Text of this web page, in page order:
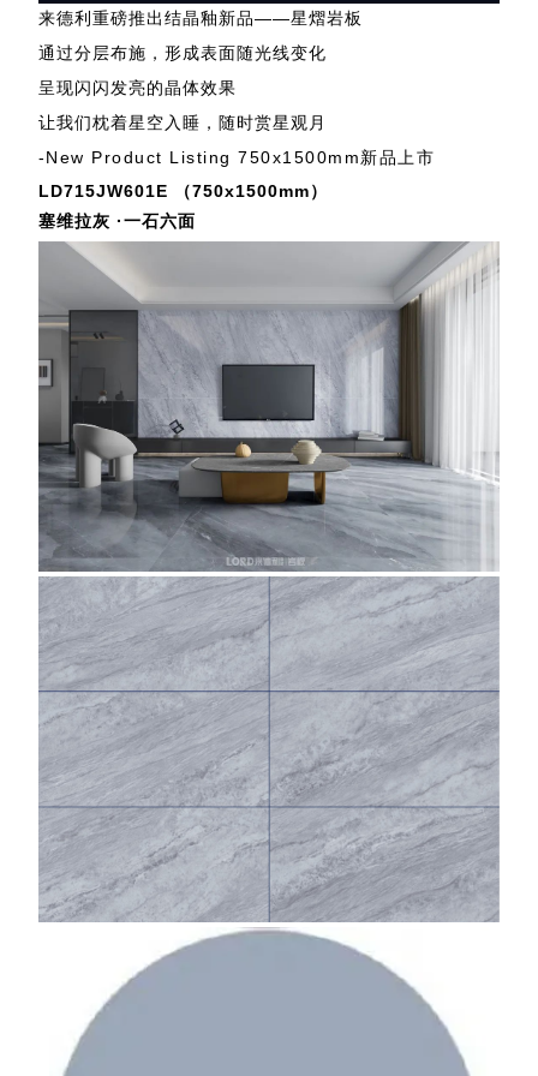
来德利重磅推出结晶釉新品——星熠岩板
通过分层布施，形成表面随光线变化
呈现闪闪发亮的晶体效果
让我们枕着星空入睡，随时赏星观月
-New Product Listing 750x1500mm新品上市
LD715JW601E （750x1500mm）
塞维拉灰 ·一石六面